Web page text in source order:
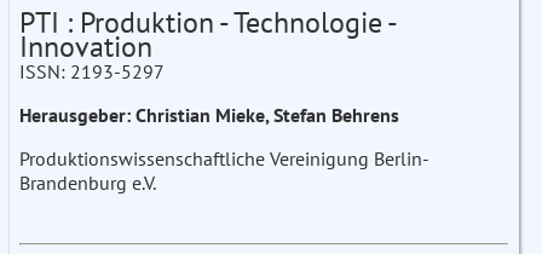
PTI : Produktion - Technologie -
Innovation
ISSN: 2193-5297
Herausgeber: Christian Mieke, Stefan Behrens
Produktionswissenschaftliche Vereinigung Berlin-
Brandenburg e.V.